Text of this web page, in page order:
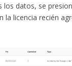
los datos, se
la licencia recién